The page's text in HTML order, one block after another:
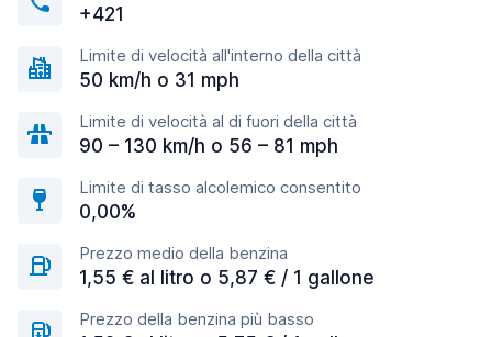
+421
Limite di velocità all'interno della città
50 km/h o 31 mph
Limite di velocità al di fuori della città
90 – 130 km/h o 56 – 81 mph
Limite di tasso alcolemico consentito
0,00%
Prezzo medio della benzina
1,55 € al litro o 5,87 € / 1 gallone
Prezzo della benzina più basso